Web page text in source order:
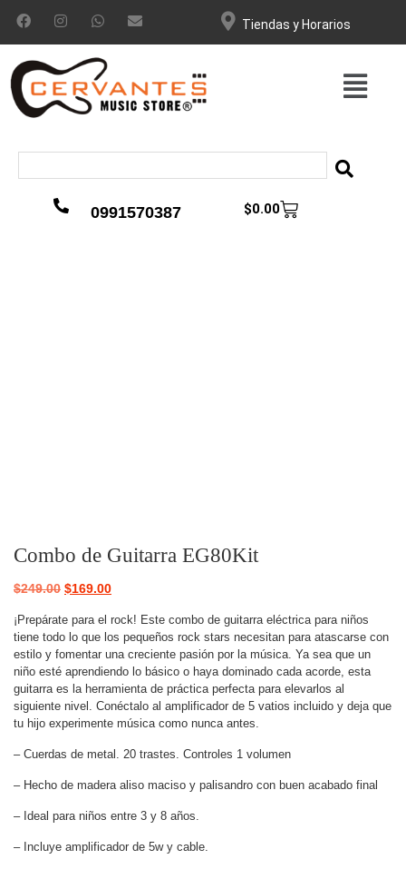
Tiendas y Horarios
0991570387 $0.00
Combo de Guitarra EG80Kit
$249.00 $169.00
¡Prepárate para el rock! Este combo de guitarra eléctrica para niños
tiene todo lo que los pequeños rock stars necesitan para atascarse con
estilo y fomentar una creciente pasión por la música. Ya sea que un
niño esté aprendiendo lo básico o haya dominado cada acorde, esta
guitarra es la herramienta de práctica perfecta para elevarlos al
siguiente nivel. Conéctalo al amplificador de 5 vatios incluido y deja que
tu hijo experimente música como nunca antes.
– Cuerdas de metal. 20 trastes. Controles 1 volumen
– Hecho de madera aliso maciso y palisandro con buen acabado final
– Ideal para niños entre 3 y 8 años.
– Incluye amplificador de 5w y cable.